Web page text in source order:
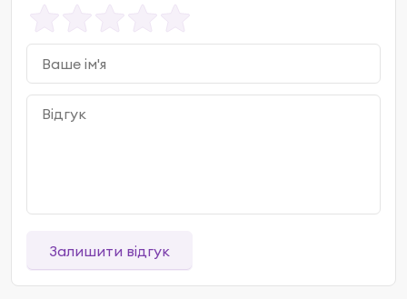
Залишити відгук